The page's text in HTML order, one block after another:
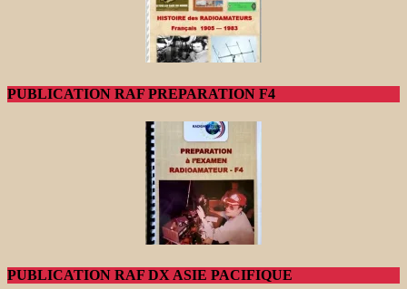
PUBLICATION RAF PREPARATION F4
PUBLICATION RAF DX ASIE PACIFIQUE